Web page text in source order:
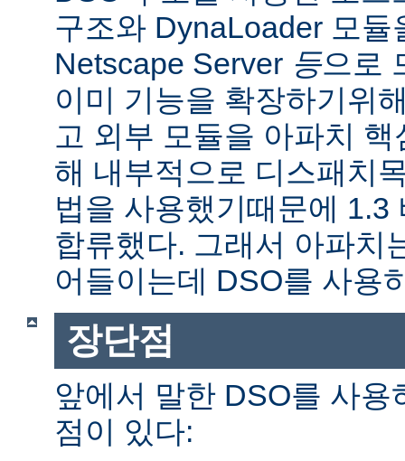
구조와 DynaLoader 모듈
Netscape Server 등으로
이미 기능을 확장하기위
고 외부 모듈을 아파치
해 내부적으로 디스패치
법을 사용했기때문에 1.3
합류했다. 그래서 아파치
어들이는데 DSO를 사용
장단점
앞에서 말한 DSO를 사
점이 있다: